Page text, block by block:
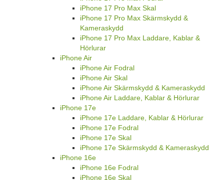
iPhone 17 Pro Max Skal
iPhone 17 Pro Max Skärmskydd &
Kameraskydd
iPhone 17 Pro Max Laddare, Kablar &
Hörlurar
iPhone Air
iPhone Air Fodral
iPhone Air Skal
iPhone Air Skärmskydd & Kameraskydd
iPhone Air Laddare, Kablar & Hörlurar
iPhone 17e
iPhone 17e Laddare, Kablar & Hörlurar
iPhone 17e Fodral
iPhone 17e Skal
iPhone 17e Skärmskydd & Kameraskydd
iPhone 16e
iPhone 16e Fodral
iPhone 16e Skal